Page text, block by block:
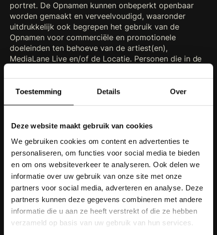
Toestemming Details Over
Deze website maakt gebruik van cookies
We gebruiken cookies om content en advertenties te
personaliseren, om functies voor social media te bieden
en om ons websiteverkeer te analyseren. Ook delen we
informatie over uw gebruik van onze site met onze
partners voor social media, adverteren en analyse. Deze
partners kunnen deze gegevens combineren met andere
informatie die u aan ze heeft verstrekt of die ze hebben
verzameld op basis van uw gebruik van hun services.
portret. De Opnamen kunnen onbeperkt openbaar
worden gemaakt en verveelvoudigd, waaronder
uitdrukkelijk ook begrepen het gebruik van de
Opnamen voor commerciële en promotionele
doeleinden ten behoeve van de artiest(en),
MediaLane Live en/of de Locatie. Personen die in de
op enige vergoeding en zullen geen auteursrechtelijk-
of ander bezwaar maken tegen de gebruikmaking
Opnamen.
6. Overmacht / Annulering of wijziging van een
Evenement
6.1 Ingeval van overmacht in de ruimste zin des
woords, waaronder in dit verband uitdrukkelijk mede
begrepen – doch niet beperkt tot – ziekte en/of
afzegging van (een of meer van de hoofd)
artiest(en), stakingen, brand, slechte